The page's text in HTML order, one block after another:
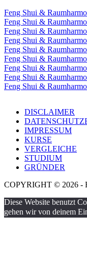
Feng Shui &
Feng Shui &
Feng Shui &
Feng Shui &
Feng Shui &
Feng Shui &
Feng Shui &
Feng Shui &
Feng Shui &
DISCLAIMER
IMPRESSUM
KURSE
VERGLEICHE
STUDIUM
GRÜNDER
COPYRIGHT © 2026 -
Diese Website benutzt
gehen wir von deinem